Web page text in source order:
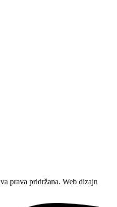
prava pridržana. Web dizajn